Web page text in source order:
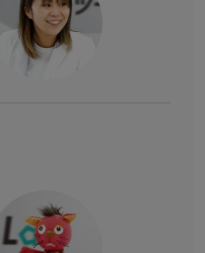
、所属・肩書は撮影当時のものです